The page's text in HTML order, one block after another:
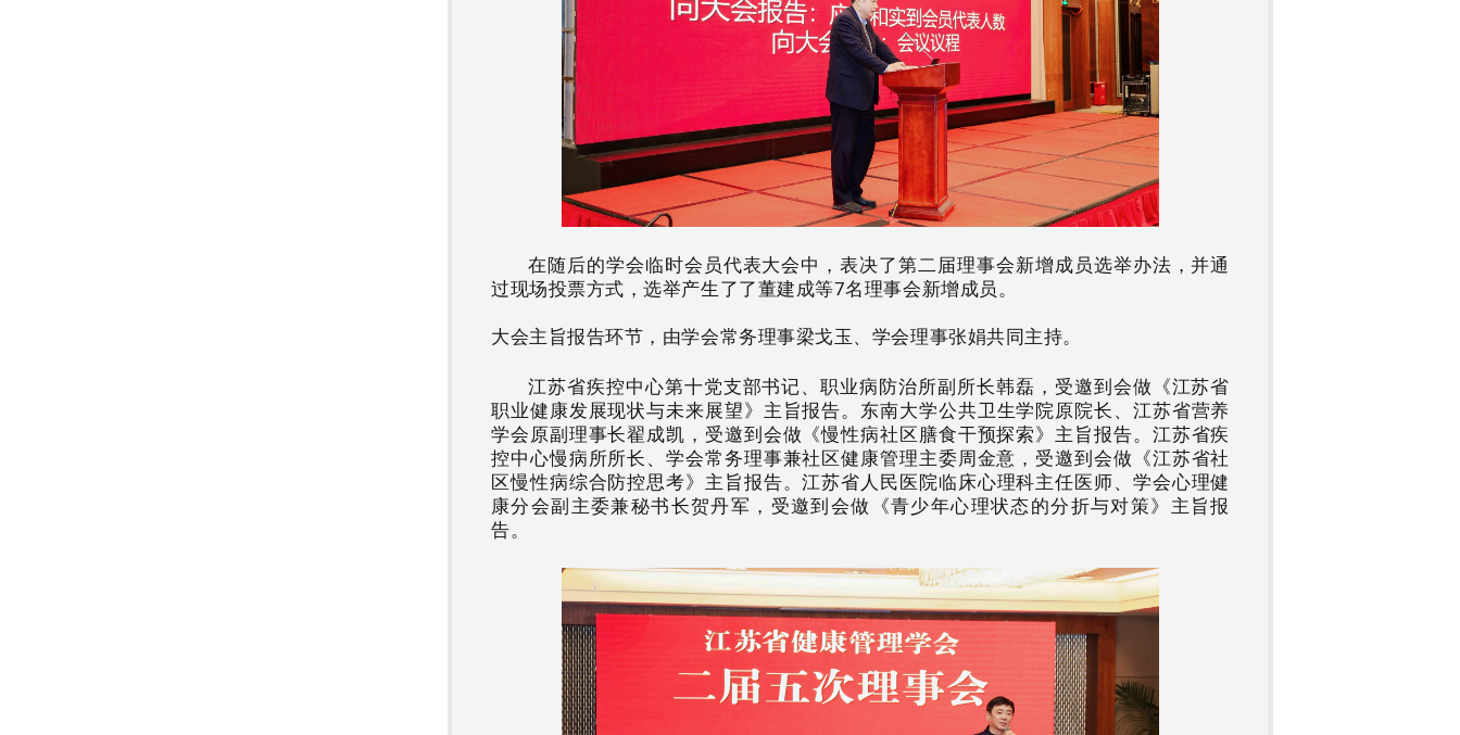
在随后的学会临时会员代表大会中，表决了第二届理事会新增成员选举办法，并通
过现场投票方式，选举产生了了董建成等7名理事会新增成员。
大会主旨报告环节，由学会常务理事梁戈玉、学会理事张娟共同主持。
江苏省疾控中心第十党支部书记、职业病防治所副所长韩磊，受邀到会做《江苏省
职业健康发展现状与未来展望》主旨报告。 东南大学公共卫生学院原院长、江苏省营养
学会原副理事长翟成凯，受邀到会做《慢性病社区膳食干预探索》主旨报告。 江苏省疾
控中心慢病所所长、学会常务理事兼社区健康管理主委周金意，受邀到会做《江苏省社
区慢性病综合防控思考》主旨报告。江苏省人民医院临床心理科主任医师、学会心理健
康分会副主委兼秘书长贺丹军，受邀到会做《青少年心理状态的分折与对策》主旨报
告。